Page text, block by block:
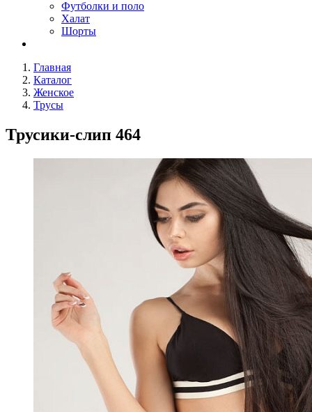
Футболки и поло
Халат
Шорты
Главная
Каталог
Женское
Трусы
Трусики-слип 464